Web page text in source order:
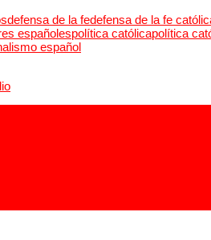
defensa de la fedefensa de la fe
españolespolítica católicapolítica
español